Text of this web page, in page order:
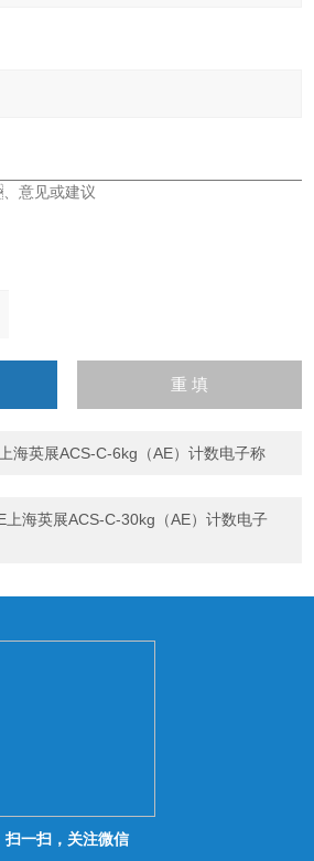
海英展ACS-C-6kg（AE）计数电子称
上海英展ACS-C-30kg（AE）计数电子
扫一扫，关注微信